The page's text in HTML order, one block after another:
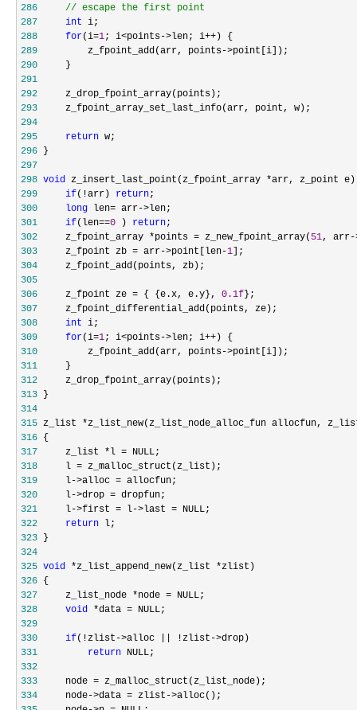
286
// escape the first point
287
int
288
for(i=1; i<points->len; i++
289
         z_fpoint_add(arr, points->
290
291
292
293
294
295
return
296
297
298 void z_insert_last_point(z_fpoint_array *
299
if(!arr) return
300
long len= arr->
301
if(len==0 ) return
302
     z_fpoint_array *points = z_new_fpoint_array(
51, arr-
303
     z_fpoint zb = arr->point[len-
1
304
305
306
     z_fpoint ze = { {e.x, e.y},
0.1f
307
308
int
309
for(i=1; i<points->len; i++
310
         z_fpoint_add(arr, points->
311
312
313
314
315 z_list *
316
317
     z_list *l =
318
     l =
319
     l->alloc =
320
     l->drop =
321
     l->first = l->last =
322
return
323
324
325 void *z_list_append_new(z_list *
326
327
     z_list_node *node =
328
void *data =
329
330
if(!zlist->alloc || !zlist->
331
return
332
333
     node =
334
     node->data = zlist->